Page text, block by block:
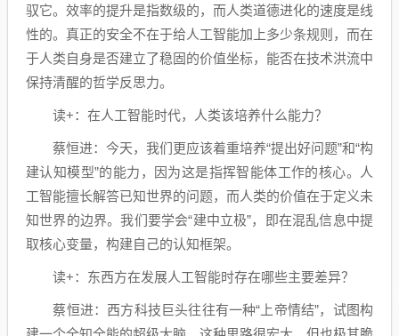
驭它。效率的提升是指数级的，而人类道德进化的速度是线
性的。真正的安全不在于给人工智能加上多少条规则，而在
于人类自身是否建立了稳固的价值坐标，能否在技术洪流中
保持清醒的哲学反思力。
读+：在人工智能时代，人类该培养什么能力？
蔡恒进：今天，我们更应该着重培养“提出好问题”和“构
建认知模型”的能力，因为这是指挥智能体工作的核心。人
工智能擅长解答已知世界的问题，而人类的价值在于定义未
知世界的边界。我们要学会“建中立极”，即在混乱信息中提
取核心变量，构建自己的认知框架。
读+：东西方在发展人工智能时存在哪些主要差异？
蔡恒进：西方科技巨头往往有一种“上帝情结”，试图构